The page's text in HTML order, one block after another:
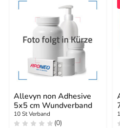
Allevyn non Adhesive
5x5 cm Wundverband
10 St Verband
(0)